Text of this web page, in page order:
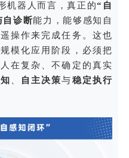
机器人而言，真正的“自
自诊断能力，能够感知自
操作来完成任务。这也
模化应用阶段，必须把
在复杂、不确定的真实
、 自主决策与稳定执行